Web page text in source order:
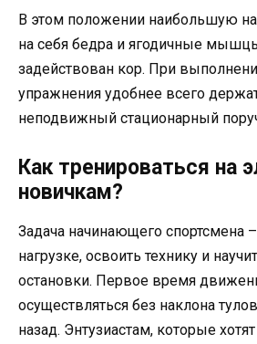
В этом положении наибольшую
на себя бедра и ягодичные
задействован кор. При
упражнения удобнее всего
неподвижный стационарный
Как тренироваться на
новичкам?
Задача начинающего спортсмена
нагрузке, освоить технику и
остановки. Первое время
осуществляться без наклона
назад. Энтузиастам, которые